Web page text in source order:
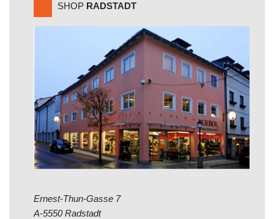
SHOP RADSTADT
Ernest-Thun-Gasse 7
A-5550 Radstadt